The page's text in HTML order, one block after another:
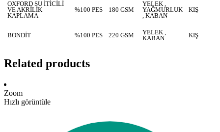
OXFORD SU İTİCİLİ
VE AKRİLİK
KAPLAMA
%100 PES 180 GSM
YELEK ,
YAĞMURLUK
, KABAN
KIŞ
BONDİT %100 PES 220 GSM
YELEK ,
KABAN
KIŞ
Related products
Zoom
Hızlı görüntüle